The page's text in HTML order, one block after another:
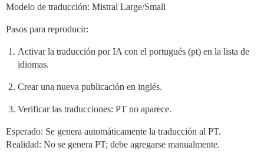
Modelo de traducción: Mistral Large/Small
Pasos para reproducir:
Activar la traducción por IA con el portugués (pt) en la lista de
idiomas.
Crear una nueva publicación en inglés.
Verificar las traducciones: PT no aparece.
Esperado: Se genera automáticamente la traducción al PT.
Realidad: No se genera PT; debe agregarse manualmente.